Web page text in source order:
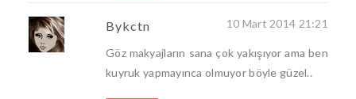
Bykctn 10 Mart 2014 21:21
Göz makyajların sana çok yakışıyor ama ben
kuyruk yapmayınca olmuyor böyle güzel..